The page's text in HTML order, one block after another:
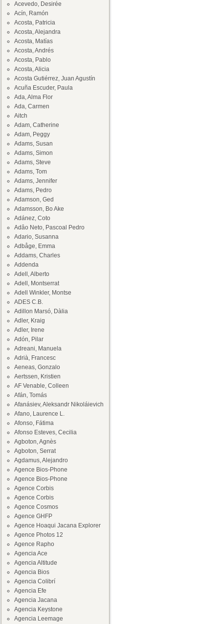
Acevedo, Desirée
Acín, Ramón
Acosta, Patricia
Acosta, Alejandra
Acosta, Matías
Acosta, Andrés
Acosta, Pablo
Acosta, Alicia
Acosta Gutiérrez, Juan Agustín
Acuña Escuder, Paula
Ada, Alma Flor
Ada, Carmen
Aitch
Adam, Catherine
Adam, Peggy
Adams, Susan
Adams, Simon
Adams, Steve
Adams, Tom
Adams, Jennifer
Adams, Pedro
Adamson, Ged
Adamsson, Bo Ake
Adánez, Coto
Adâo Neto, Pascoal Pedro
Adario, Susanna
Adbåge, Emma
Addams, Charles
Addenda
Adell, Alberto
Adell, Montserrat
Adell Winkler, Montse
ADES C.B.
Adillon Marsó, Dàlia
Adler, Kraig
Adler, Irene
Adón, Pilar
Adreani, Manuela
Adrià, Francesc
Aeneas, Gonzalo
Aertssen, Kristien
AF Venable, Colleen
Afán, Tomás
Afanásiev, Aleksandr Nikoláievich
Afano, Laurence L.
Afonso, Fátima
Afonso Esteves, Cecilia
Agboton, Agnès
Agboton, Serrat
Agdamus, Alejandro
Agence Bios-Phone
Agence Bios-Phone
Agence Corbis
Agence Corbis
Agence Cosmos
Agence GHFP
Agence Hoaqui Jacana Explorer
Agence Photos 12
Agence Rapho
Agencia Ace
Agencia Altitude
Agencia Bios
Agencia Colibrí
Agencia Efe
Agencia Jacana
Agencia Keystone
Agencia Leemage